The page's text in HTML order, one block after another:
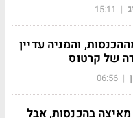
|
15:11
והמניה עדיין
|
06:56
בהכנסות, אבל